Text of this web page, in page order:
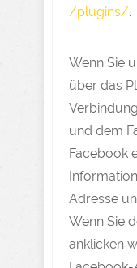
/plugins/.
Wenn Sie
über das
und dem
Facebook
Adresse
Wenn Sie
anklicken